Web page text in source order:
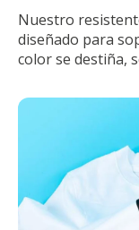
Nuestro
diseñado para
color se destiña,